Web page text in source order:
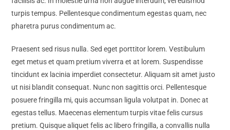
turpis tempus. Pellentesque condimentum egestas quam, nec
pharetra purus condimentum ac.
Praesent sed risus nulla. Sed eget porttitor lorem. Vestibulum
eget metus et quam pretium viverra et at lorem. Suspendisse
tincidunt ex lacinia imperdiet consectetur. Aliquam sit amet justo
ut nisi blandit consequat. Nunc non sagittis orci. Pellentesque
posuere fringilla mi, quis accumsan ligula volutpat in. Donec at
egestas tellus. Maecenas elementum turpis vitae felis cursus
pretium. Quisque aliquet felis ac libero fringilla, a convallis nulla